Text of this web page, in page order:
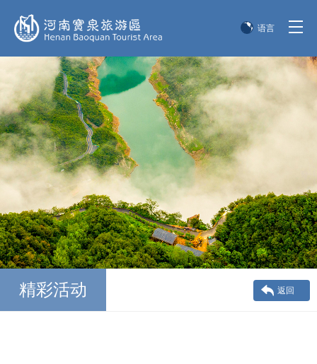
语言
English
한국어
日本語
精彩活动 返回